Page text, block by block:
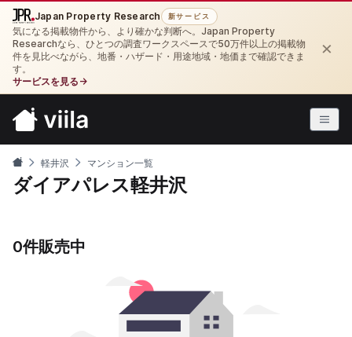
Japan Property Research 新サービス
気になる掲載物件から、より確かな判断へ。Japan Property
Researchなら、ひとつの調査ワークスペースで50万件以上の掲載物
件を見比べながら、地番・ハザード・用途地域・地価まで確認できま
す。
サービスを見る →
×
軽井沢 マンション一覧
ダイアパレス軽井沢
0件販売中